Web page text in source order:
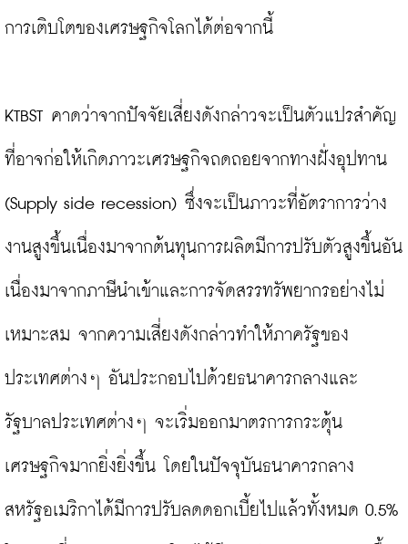
การเติบโตของเศรษฐกิจโลกได้ต่อจากนี้
KTBST คาดว่าจากปัจจัยเสี่ยงดังกล่าวจะเป็นตัวแปรสำคัญ
ที่อาจก่อให้เกิดภาวะเศรษฐกิจถดถอยจากทางฝั่งอุปทาน
(Supply side recession) ซึ่งจะเป็นภาวะที่อัตราการว่าง
งานสูงขึ้นเนื่องมาจากต้นทุนการผลิตมีการปรับตัวสูงขึ้นอัน
เนื่องมาจากภาษีนำเข้าและการจัดสรรทรัพยากรอย่างไม่
เหมาะสม จากความเสี่ยงดังกล่าวทำให้ภาครัฐของ
ประเทศต่างๆ อันประกอบไปด้วยธนาคารกลางและ
รัฐบาลประเทศต่างๆ จะเริ่มออกมาตรการกระตุ้น
เศรษฐกิจมากยิ่งยิ่งขึ้น โดยในปัจจุบันธนาคารกลาง
สหรัฐอเมริกาได้มีการปรับลดดอกเบี้ยไปแล้วทั้งหมด 0.5%